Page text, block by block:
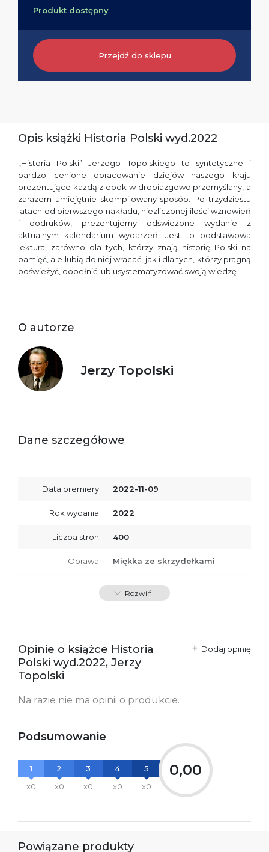
Produkt dostępny
Przejdź do sklepu
Opis książki Historia Polski wyd.2022
„Historia Polski” Jerzego Topolskiego to syntetyczne i
bardzo cenione opracowanie dziejów naszego kraju
prezentujące każdą z epok w drobiazgowo przemyślany, a
zarazem umiejętnie skompilowany sposób. Po trzydziestu
latach od pierwszego nakładu, niezliczonej ilości wznowień
i dodruków, prezentujemy odświeżone wydanie z
aktualnym kalendarium wydarzeń. Jest to podstawowa
lektura, zarówno dla tych, którzy znają historię Polski na
pamięć, ale lubią do niej wracać, jak i dla tych, którzy pragną
odświeżyć, dopełnić lub usystematyzować swoją wiedzę.
O autorze
Jerzy Topolski
Dane szczegółowe
Data premiery: 2022-11-09
Rok wydania: 2022
Liczba stron: 400
Oprawa: Miękka ze skrzydełkami
9788367461054
Rozwiń
Opinie o książce Historia
Polski wyd.2022, Jerzy
Topolski
Dodaj opinię
Na razie nie ma opinii o produkcie.
Podsumowanie
1
x0
2
x0
3
x0
4
x0
5
x0
0,00
Powiązane produkty